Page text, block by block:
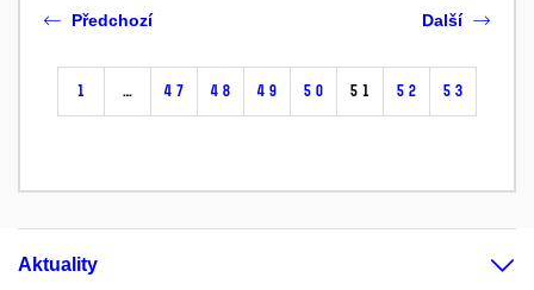
Předchozí
1 … 47 48 49 50 51 52 53
Další
Aktuality